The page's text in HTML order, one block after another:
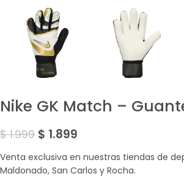
Nike GK Match –
$1.999 $ 1.899
Venta exclusiva en nuestras tiendas de
Maldonado, San Carlos y Rocha.